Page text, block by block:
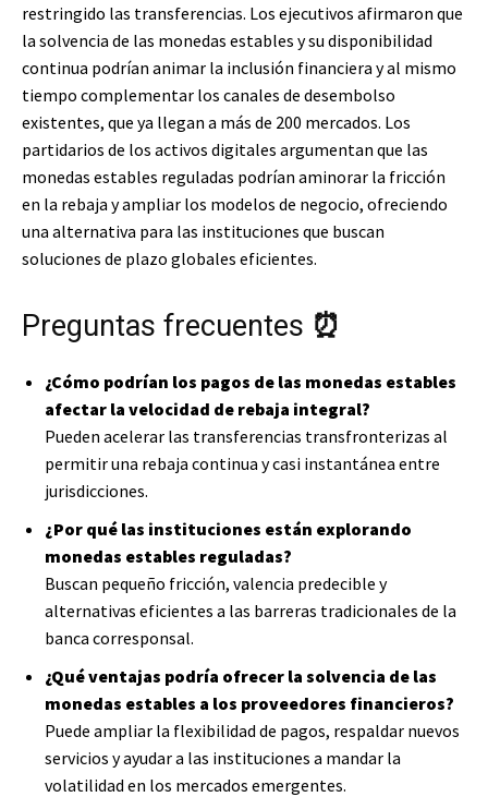
restringido las transferencias. Los ejecutivos afirmaron que
la solvencia de las monedas estables y su disponibilidad
continua podrían animar la inclusión financiera y al mismo
tiempo complementar los canales de desembolso
existentes, que ya llegan a más de 200 mercados. Los
partidarios de los activos digitales argumentan que las
monedas estables reguladas podrían aminorar la fricción
en la rebaja y ampliar los modelos de negocio, ofreciendo
una alternativa para las instituciones que buscan
soluciones de plazo globales eficientes.
Preguntas frecuentes ⏰
¿Cómo podrían los pagos de las monedas estables
afectar la velocidad de rebaja integral?
Pueden acelerar las transferencias transfronterizas al
permitir una rebaja continua y casi instantánea entre
jurisdicciones.
¿Por qué las instituciones están explorando
monedas estables reguladas?
Buscan pequeño fricción, valencia predecible y
alternativas eficientes a las barreras tradicionales de la
banca corresponsal.
¿Qué ventajas podría ofrecer la solvencia de las
monedas estables a los proveedores financieros?
Puede ampliar la flexibilidad de pagos, respaldar nuevos
servicios y ayudar a las instituciones a mandar la
volatilidad en los mercados emergentes.